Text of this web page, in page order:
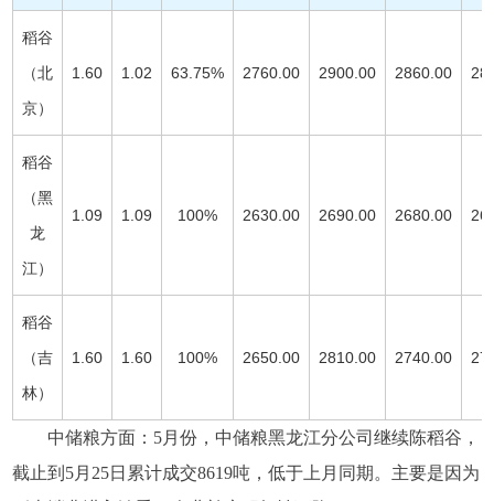
稻谷
（北
京）
1.60 1.02 63.75% 2760.00 2900.00 2860.00
稻谷
（黑
龙
江）
1.09 1.09 100% 2630.00 2690.00 2680.00
稻谷
（吉
林）
1.60 1.60 100% 2650.00 2810.00 2740.00
中储粮方面：5月份，中储粮黑龙江分公司继续陈稻谷，
截止到5月25日累计成交8619吨，低于上月同期。主要是因为